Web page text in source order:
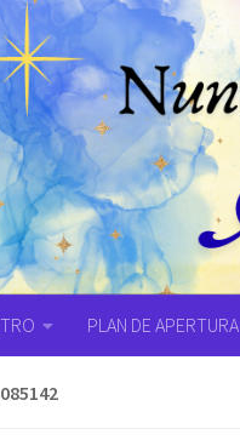
PLAN DE APERTURA